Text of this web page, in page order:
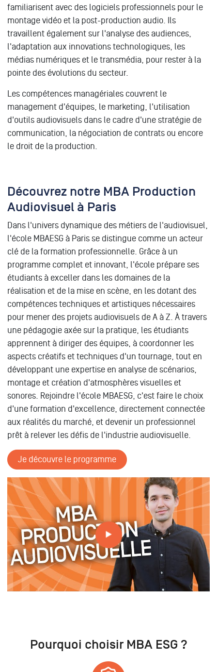
familiarisent avec des logiciels professionnels pour le
montage vidéo et la post-production audio. Ils
travaillent également sur l'analyse des audiences,
l'adaptation aux innovations technologiques, les
médias numériques et le transmédia, pour rester à la
pointe des évolutions du secteur.
Les compétences managériales couvrent le
management d'équipes, le marketing, l'utilisation
d'outils audiovisuels dans le cadre d'une stratégie de
communication, la négociation de contrats ou encore
le droit de la production.
Découvrez notre MBA Production
Audiovisuel à Paris
Dans l'univers dynamique des métiers de l'audiovisuel,
l'école MBAESG à Paris se distingue comme un acteur
clé de la formation professionnelle. Grâce à un
programme complet et innovant, l'école prépare ses
étudiants à exceller dans les domaines de la
réalisation et de la mise en scène, en les dotant des
compétences techniques et artistiques nécessaires
pour mener des projets audiovisuels de A à Z. À travers
une pédagogie axée sur la pratique, les étudiants
apprennent à diriger des équipes, à coordonner les
aspects créatifs et techniques d'un tournage, tout en
développant une expertise en analyse de scénarios,
montage et création d'atmosphères visuelles et
sonores. Rejoindre l'école MBAESG, c'est faire le choix
d'une formation d'excellence, directement connectée
aux réalités du marché, et devenir un professionnel
prêt à relever les défis de l'industrie audiovisuelle.
Je découvre le programme
Tout savoir sur nos formations // MBA PRODUCTION
AUDIOVISUELLE
Pourquoi choisir MBA ESG ?